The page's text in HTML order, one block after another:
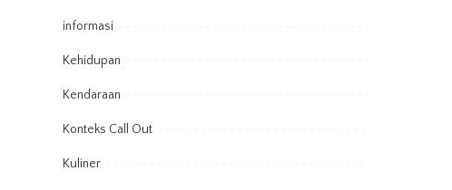
informasi
Kehidupan
Kendaraan
Konteks Call Out
Kuliner